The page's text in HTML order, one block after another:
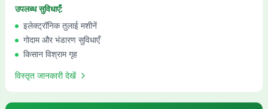
उपलब्ध सुविधाएँ:
इलेक्ट्रॉनिक तुलाई मशीनें
गोदाम और भंडारण सुविधाएँ
किसान विश्राम गृह
विस्तृत जानकारी देखें